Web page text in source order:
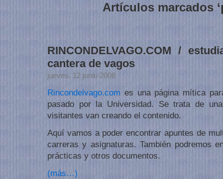
Artículos marcados
RINCONDELVAGO.COM /
cantera de vagos
jueves, 12 junio 2008
Rincondelvago.com es una página mítica
pasado por la Universidad. Se trata de
visitantes van creando el contenido.
Aquí vamos a poder encontrar apuntes de
carreras y asignaturas. También podremos
prácticas y otros documentos.
(más…)